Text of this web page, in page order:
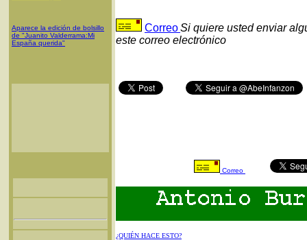
Aparece la edición de bolsillo
de "Juanito Valderrama:Mi
España querida"
CorreoSi quiere usted enviar
este correo electrónico
Correo
¿QUIÉN HACE ESTO?